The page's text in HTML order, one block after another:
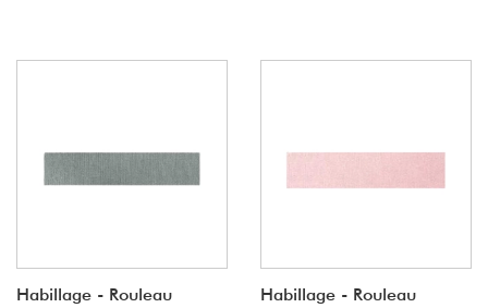
Habillage - Rouleau
Habillage - Rouleau